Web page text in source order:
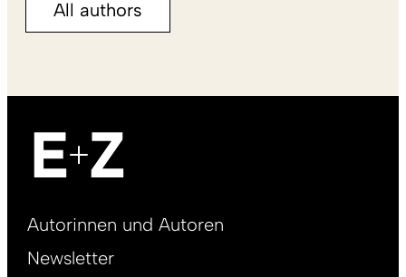
All authors
Footer
DE
Autorinnen und Autoren
Newsletter